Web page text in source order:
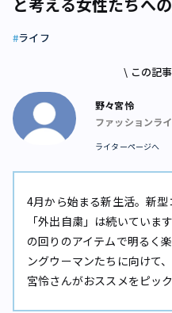
ライフ
\ この記
野々宮怜
ファッションラ
ライターページへ
4月から始まる新生活。新
「外出自粛」は続いていま
の回りのアイテムで明るく
ングウーマンたちに向けて
宮怜さんがおススメをピッ